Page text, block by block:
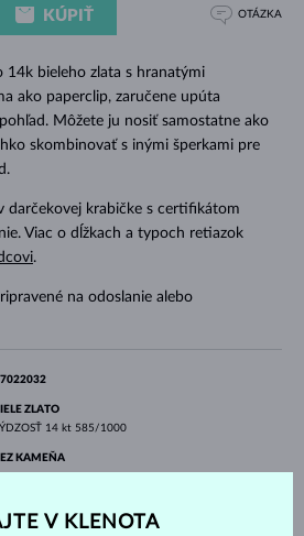
14k bieleho zlata s hranatými
ako paperclip, zaručene upúta
Môžete ju nosiť samostatne ako
skombinovať s inými šperkami pre
darčekovej krabičke s certifikátom
Viac o dĺžkach a typoch retiazok
.
na odoslanie alebo
KÚPIŤ OTÁZKA
ZLATO
14 kt 585/1000
KAMEŇA
g V KLENOTA